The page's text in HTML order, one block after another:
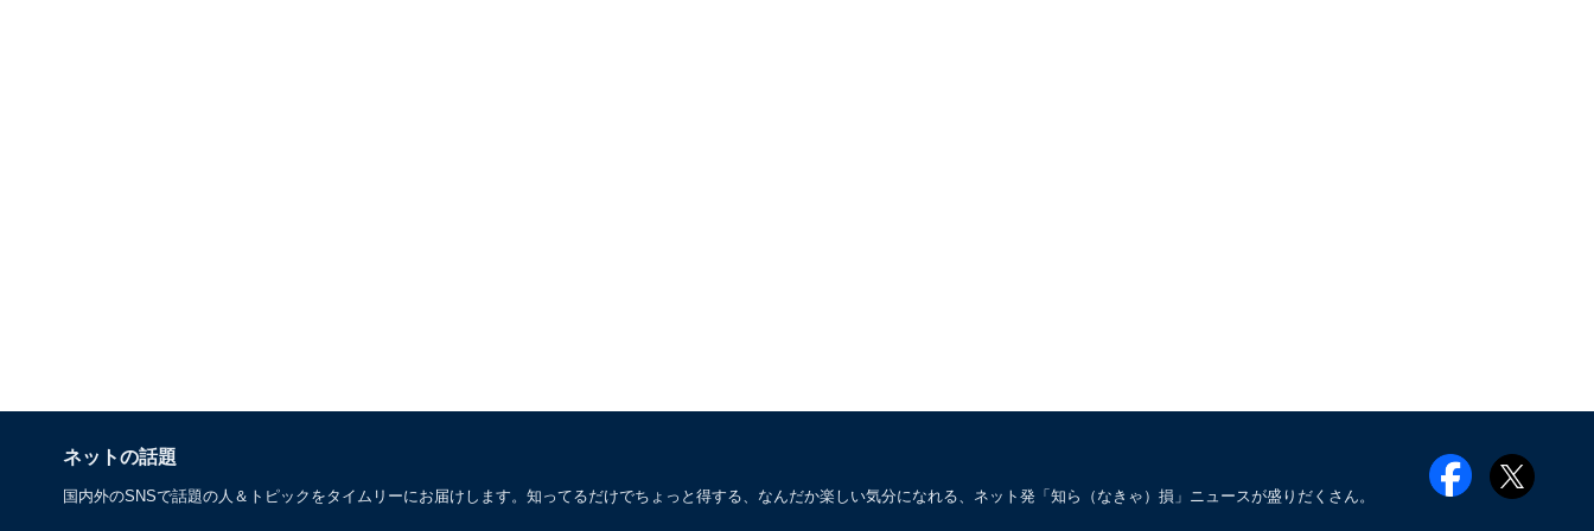
ネットの話題
国内外のSNSで話題の人＆トピックをタイムリーにお届けします。知ってるだけでちょっと得する、なんだか楽しい気分になれる、ネット発「知ら（なきゃ）損」ニュースが盛りだくさん。